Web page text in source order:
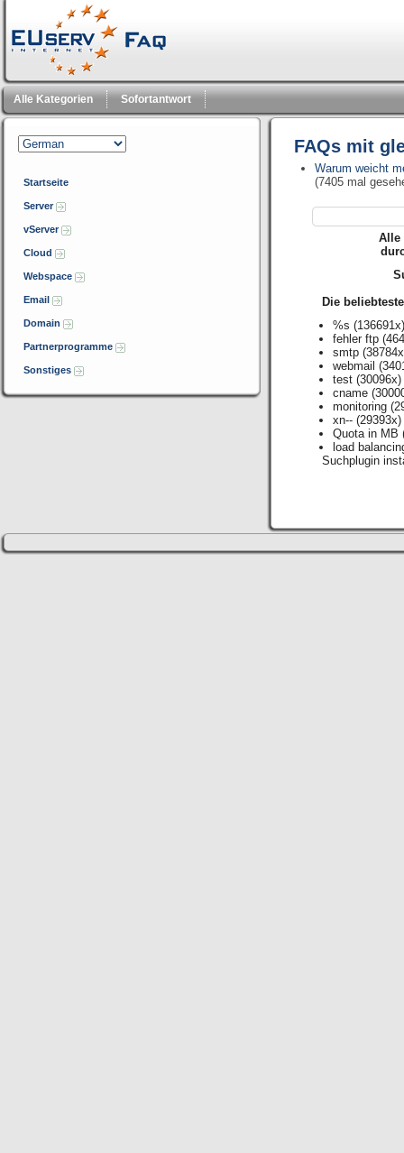
Alle Kategorien Sofortantwort
Startseite
Server
vServer
Cloud
Webspace
Email
Domain
Partnerprogramme
Sonstiges
FAQs mit
Warum weicht
(7405 mal
Alle
Die
%s
fehler ftp
smtp
webmail
test (30096x)
cname
monitoring
xn-- (29393x)
Quota in MB
load
Suchplugin